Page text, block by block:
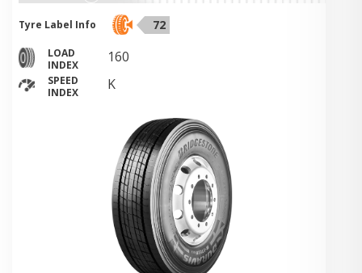
Tyre Label Info 72
LOAD
INDEX
160
SPEED
INDEX
K